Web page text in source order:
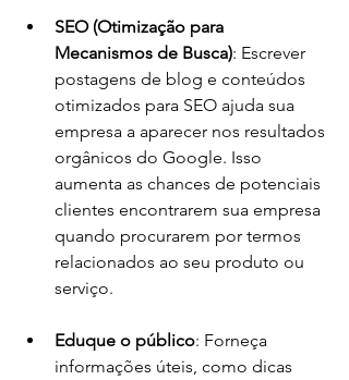
SEO (Otimização para
Mecanismos de Busca): Escrever
postagens de blog e conteúdos
otimizados para SEO ajuda sua
empresa a aparecer nos resultados
orgânicos do Google. Isso
aumenta as chances de potenciais
clientes encontrarem sua empresa
quando procurarem por termos
relacionados ao seu produto ou
serviço.
Eduque o público: Forneça
informações úteis, como dicas